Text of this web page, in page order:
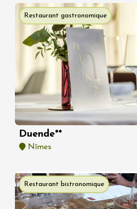
Restaurant gastronomique
Duende**
Nîmes
Restaurant bistronomique